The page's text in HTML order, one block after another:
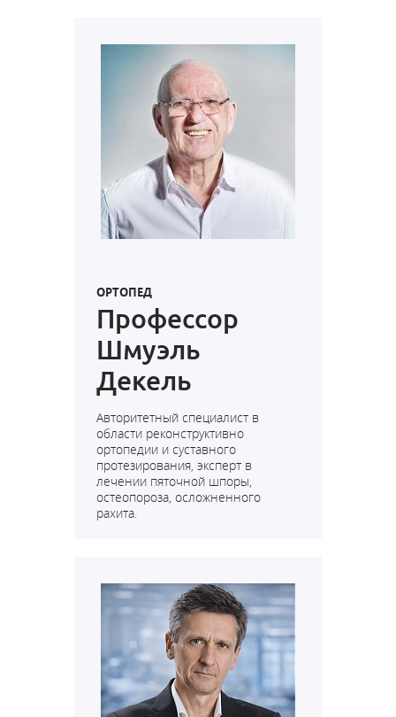
ОРТОПЕД
Профессор
Шмуэль
Декель
Авторитетный специалист в
области реконструктивно
ортопедии и суставного
протезирования, эксперт в
лечении пяточной шпоры,
остеопороза, осложненного
рахита.